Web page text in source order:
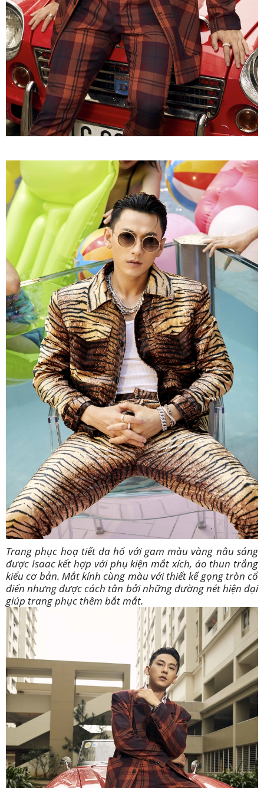
Trang phục hoạ tiết da hổ với gam màu vàng nâu sáng
được Isaac kết hợp với phụ kiện mắt xích, áo thun trắng
kiểu cơ bản. Mắt kính cùng màu với thiết kế gọng tròn cổ
điển nhưng được cách tân bởi những đường nét hiện đại
giúp trang phục thêm bắt mắt.